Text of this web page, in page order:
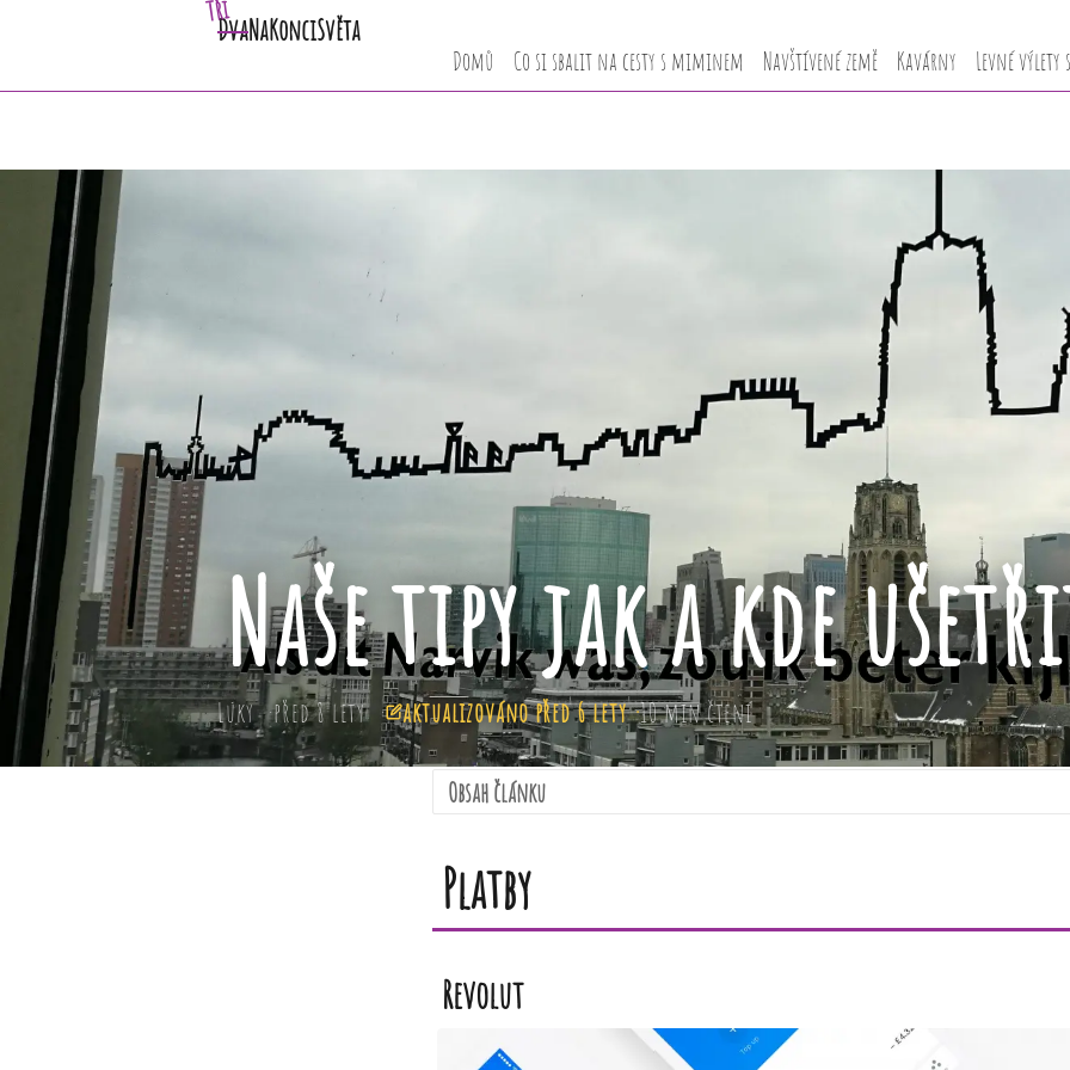
Dva
Tři
NaKonciSvěta
Domů Co si sbalit na cesty s miminem Navštívené země Kavárny Levné
Naše tipy jak a kde
Luky před 8 lety aktualizováno před 6 lety 10 min čtení
Obsah článku
Platby
Revolut